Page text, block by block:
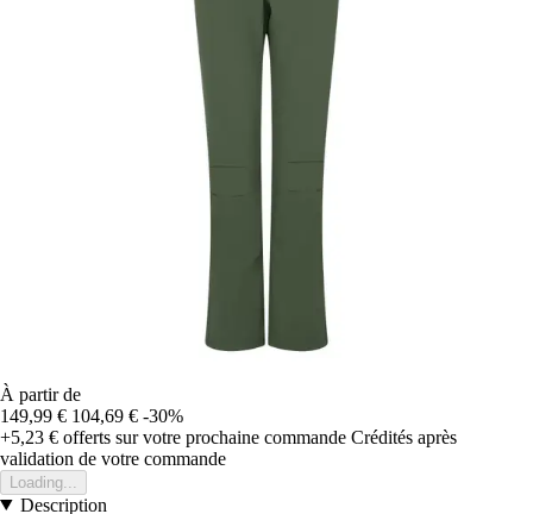
À partir de
149,99 € 104,69 € -30%
+5,23 € offerts sur votre prochaine commande Crédités après
validation de votre commande
Loading...
Description